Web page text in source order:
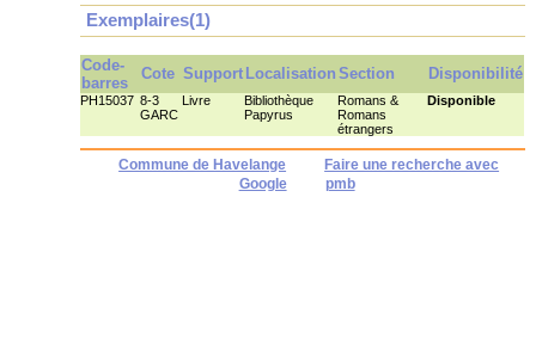
Exemplaires(1)
Code-
barres
Cote Support Localisation Section Disponibilité
PH15037 8-3
GARC
Livre
Bibliothèque
Papyrus
Romans &
Romans
étrangers
Disponible
Commune de Havelange
Faire une recherche avec
Google
pmb